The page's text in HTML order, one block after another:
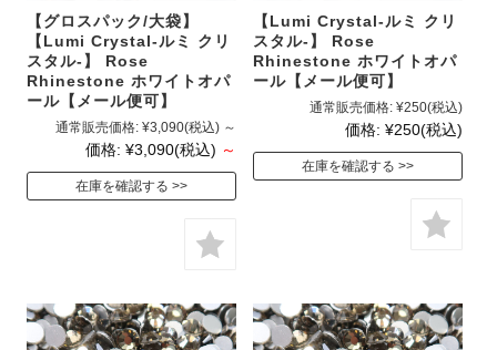
【グロスパック/大袋】
【Lumi Crystal-ルミ クリ
スタル-】 Rose
Rhinestone ホワイトオパ
ール【メール便可】
通常販売価格: ¥3,090(税込) ～
価格: ¥3,090(税込) ～
在庫を確認する
【Lumi Crystal-ルミ クリ
スタル-】 Rose
Rhinestone ホワイトオパ
ール【メール便可】
通常販売価格: ¥250(税込)
価格: ¥250(税込)
在庫を確認する